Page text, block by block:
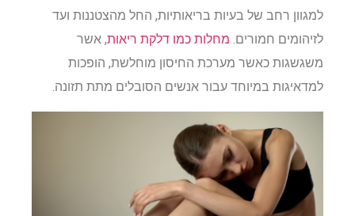
למגוון רחב של בעיות בריאותיות, החל מהצטננות ועד
לזיהומים חמורים.מחלות כמו דלקת ריאות, אשר
משגשגות כאשר מערכת החיסון מוחלשת, הופכות
למדאיגות במיוחד עבור אנשים הסובלים מתת תזונה.